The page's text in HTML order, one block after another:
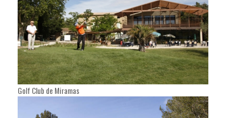
Golf Club de Miramas